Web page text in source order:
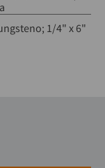
1/4" x 6"